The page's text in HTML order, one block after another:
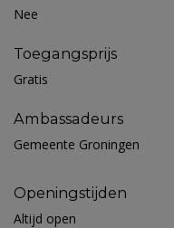
Nee
Toegangsprijs
Gratis
Ambassadeurs
Gemeente Groningen
Openingstijden
Altijd open